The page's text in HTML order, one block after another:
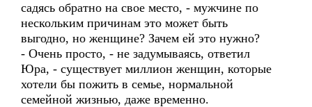
садясь обратно на свое место, - мужчине по
нескольким причинам это может быть
выгодно, но женщине? Зачем ей это нужно?
- Очень просто, - не задумываясь, ответил
Юра, - существует миллион женщин, которые
хотели бы пожить в семье, нормальной
семейной жизнью, даже временно.